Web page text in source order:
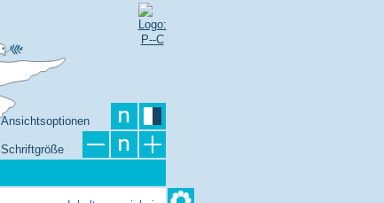
Ansichtsoptionen
Schriftgröße